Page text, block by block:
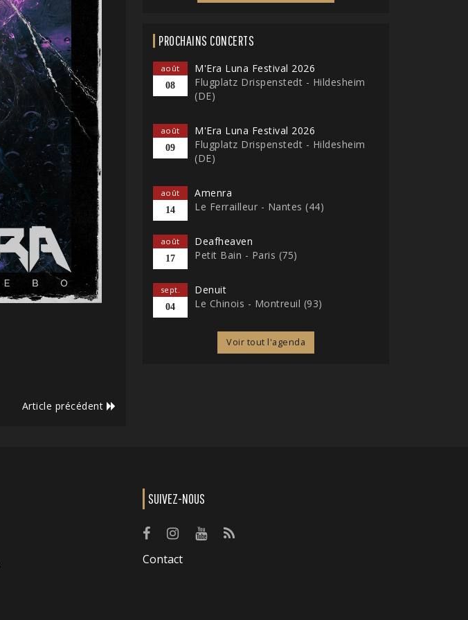
Article précédent
PROCHAINS CONCERTS
août
08
M'Era Luna Festival 2026
Flugplatz Drispenstedt - Hildesheim
(DE)
août
09
M'Era Luna Festival 2026
Flugplatz Drispenstedt - Hildesheim
(DE)
août
14
Amenra
Le Ferrailleur - Nantes (44)
août
17
Deafheaven
Petit Bain - Paris (75)
sept.
04
Denuit
Le Chinois - Montreuil (93)
Voir tout l'agenda
SUIVEZ-NOUS
Contact